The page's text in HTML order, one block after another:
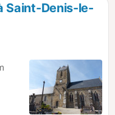
Saint-Denis-le-